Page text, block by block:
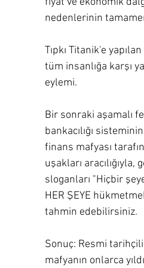
nedenlerinin
Tıpkı Titanik'e
tüm insanlığa karşı
eylemi.
Bir sonraki aşamalı
bankacılığı
finans mafyası
uşakları
sloganları "Hiçbir
HER ŞEYE
tahmin edebilirsiniz.
Sonuç: Resmi
mafyanın onlarca